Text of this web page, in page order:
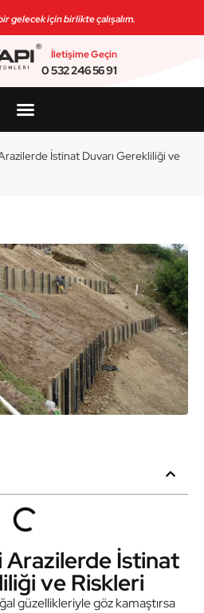
gelecek için birlikte çalışalım.
İletişime Geçin
0 532 246 56 91
İstinat Duvarı Gerekliliği ve
Arazilerde İstinat
ve Riskleri
güzellikleriyle göz kamaştırsa